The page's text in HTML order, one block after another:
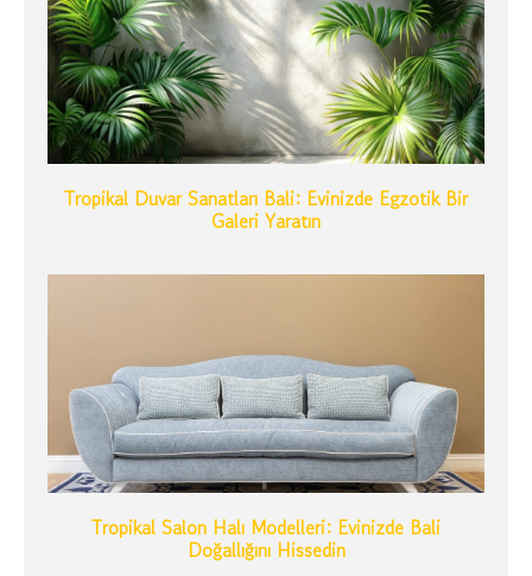
Tropikal Duvar Sanatları Bali: Evinizde Egzotik Bir
Galeri Yaratın
Tropikal Salon Halı Modelleri: Evinizde Bali
Doğallığını Hissedin